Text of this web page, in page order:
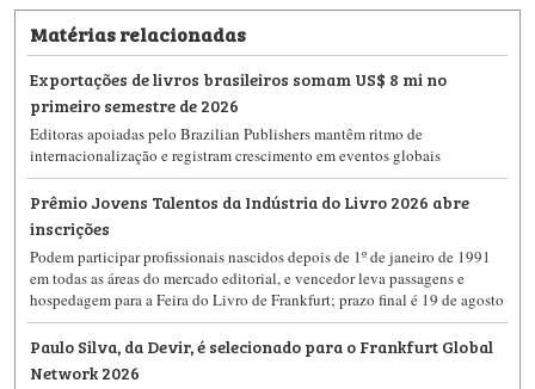
Matérias relacionadas
Exportações de livros brasileiros somam US$ 8 mi no
primeiro semestre de 2026
Editoras apoiadas pelo Brazilian Publishers mantêm ritmo de
internacionalização e registram crescimento em eventos globais
Prêmio Jovens Talentos da Indústria do Livro 2026 abre
inscrições
Podem participar profissionais nascidos depois de 1º de janeiro de 1991
em todas as áreas do mercado editorial, e vencedor leva passagens e
hospedagem para a Feira do Livro de Frankfurt; prazo final é 19 de agosto
Paulo Silva, da Devir, é selecionado para o Frankfurt Global
Network 2026